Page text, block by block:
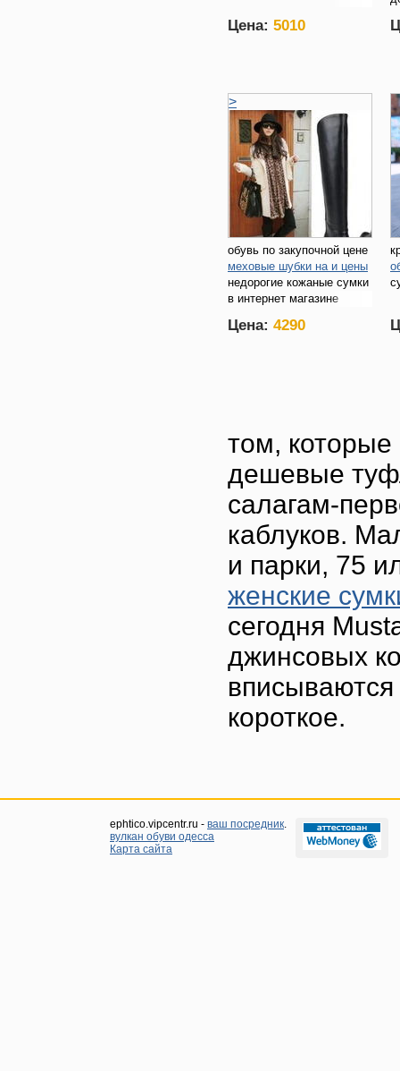
Цена: 5010
>
обувь по закупочной цене
меховые шубки на и цены
недорогие кожаные сумки
в интернет магазине
Цена: 4290
том, которые
дешевые
салагам-
каблуков.
и парки, 75
женские
сегодня
джинсовых
вписываются
короткое.
ephtico.vipcentr.ru - ваш посредник.
вулкан обуви одесса
Карта сайта